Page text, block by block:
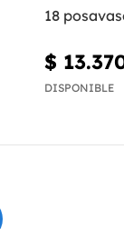
18
$
DISPONIBLE